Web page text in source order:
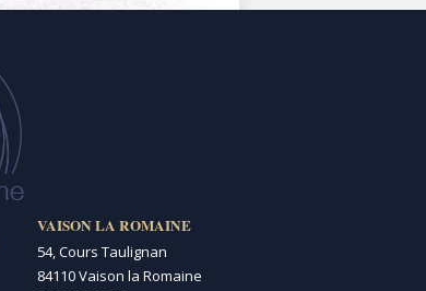
VAISON LA ROMAINE
54, Cours Taulignan
84110 Vaison la Romaine